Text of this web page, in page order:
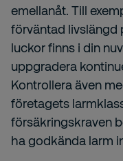
emellanåt. Till
förväntad livslängd
luckor finns i din
uppgradera
Kontrollera även
företagets
försäkringskraven
ha godkända larm